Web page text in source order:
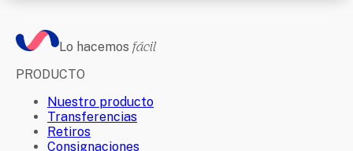
Lo hacemos fácil
PRODUCTO
Nuestro producto
Transferencias
Retiros
Consignaciones